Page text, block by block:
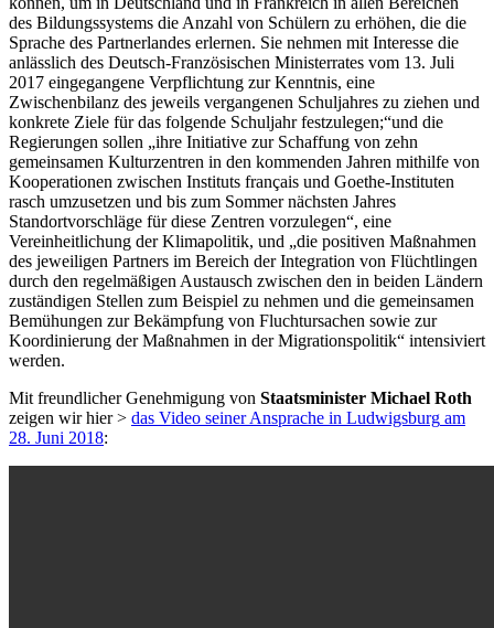
des Bildungssystems die Anzahl von Schülern zu erhöhen, die die
Sprache des Partnerlandes erlernen. Sie nehmen mit Interesse die
anlässlich des Deutsch-Französischen Ministerrates vom 13. Juli
2017 eingegangene Verpflichtung zur Kenntnis, eine
Zwischenbilanz des jeweils vergangenen Schuljahres zu ziehen und
konkrete Ziele für das folgende Schuljahr festzulegen;“und die
Regierungen sollen „ihre Initiative zur Schaffung von zehn
gemeinsamen Kulturzentren in den kommenden Jahren mithilfe von
Kooperationen zwischen Instituts français und Goethe-Instituten
rasch umzusetzen und bis zum Sommer nächsten Jahres
Standortvorschläge für diese Zentren vorzulegen“, eine
Vereinheitlichung der Klimapolitik, und „die positiven Maßnahmen
des jeweiligen Partners im Bereich der Integration von Flüchtlingen
durch den regelmäßigen Austausch zwischen den in beiden Ländern
zuständigen Stellen zum Beispiel zu nehmen und die gemeinsamen
Bemühungen zur Bekämpfung von Fluchtursachen sowie zur
Koordinierung der Maßnahmen in der Migrationspolitik“ intensiviert
werden.
Mit freundlicher Genehmigung von Staatsminister Michael Roth
zeigen wir hier > das Video seiner Ansprache in Ludwigsburg am
28. Juni 2018: